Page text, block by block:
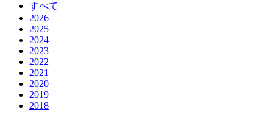
すべて
2026
2025
2024
2023
2022
2021
2020
2019
2018